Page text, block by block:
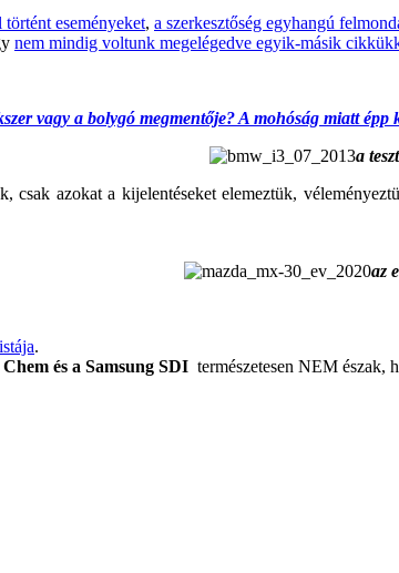
történt eseményeket, a szerkesztőség egyhangú
nem mindig voltunk megelégedve egyik-másik
vagy a bolygó megmentője? A mohóság miatt
a
csak azokat a kijelentéseket elemeztük,
az
.
és a Samsung SDI természetesen NEM észak,